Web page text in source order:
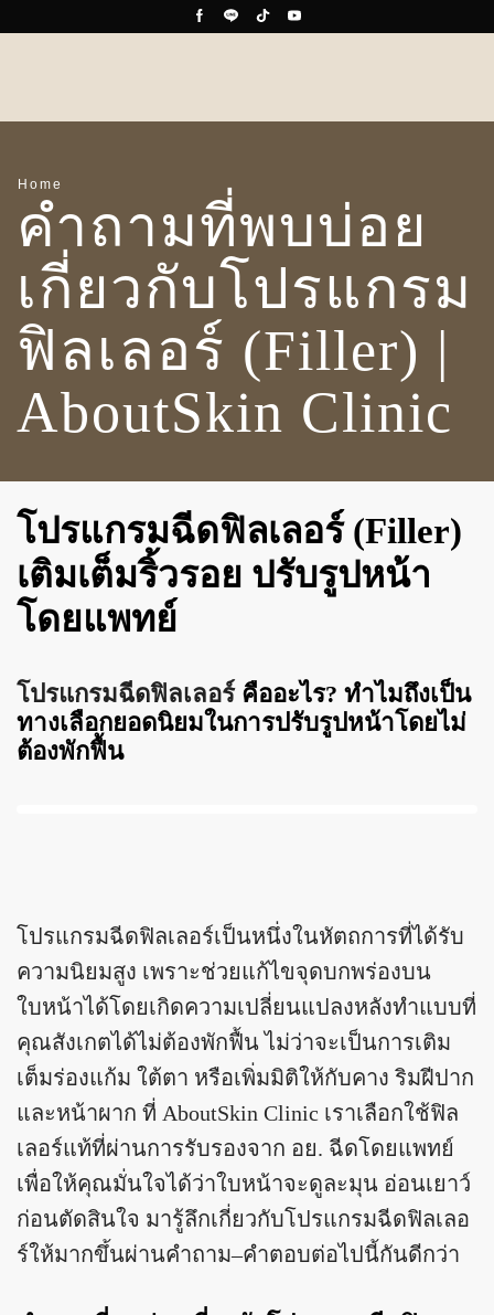
Home
คำถามที่พบบ่อย
เกี่ยวกับโปรแกรม
ฟิลเลอร์ (Filler) |
AboutSkin Clinic
โปรแกรมฉีดฟิลเลอร์ (Filler)
เติมเต็มริ้วรอย ปรับรูปหน้า
โดยแพทย์
โปรแกรมฉีดฟิลเลอร์คืออะไร? ทำไมถึงเป็น
ทางเลือกยอดนิยมในการปรับรูปหน้าโดยไม่
ต้องพักฟื้น
โปรแกรมฉีดฟิลเลอร์เป็นหนึ่งในหัตถการที่ได้รับ
ความนิยมสูง เพราะช่วยแก้ไขจุดบกพร่องบน
ใบหน้าได้โดยเกิดความเปลี่ยนแปลงหลังทำแบบที่
คุณสังเกตได้ไม่ต้องพักฟื้น ไม่ว่าจะเป็นการเติม
เต็มร่องแก้ม ใต้ตา หรือเพิ่มมิติให้กับคาง ริมฝีปาก
และหน้าผาก ที่ AboutSkin Clinic เราเลือกใช้ฟิล
เลอร์แท้ที่ผ่านการรับรองจาก อย. ฉีดโดยแพทย์
เพื่อให้คุณมั่นใจได้ว่าใบหน้าจะดูละมุน อ่อนเยาว์
ก่อนตัดสินใจ มารู้ลึกเกี่ยวกับโปรแกรมฉีดฟิลเลอ
ร์ให้มากขึ้นผ่านคำถาม–คำตอบต่อไปนี้กันดีกว่า